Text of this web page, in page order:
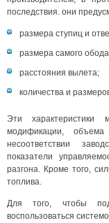
последствия. они
размера ступиц и
размера самого
расстояния вылета;
количества и
Эти характеристики
модификации,
несоответствии
показатели
разгона. Кроме того,
топлива.
Для того, чтобы
воспользоваться